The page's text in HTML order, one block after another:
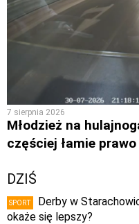
7 sierpnia 2026
Młodzież na
częściej łamie prawo
DZIŚ
SPORT
Derby w
okaże się lepszy?